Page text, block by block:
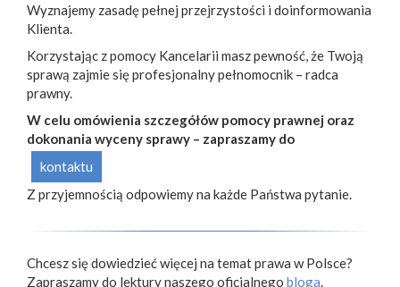
Wyznajemy zasadę pełnej przejrzystości i doinformowania
Klienta.
Korzystając z pomocy Kancelarii masz pewność, że Twoją
sprawą zajmie się profesjonalny pełnomocnik – radca
prawny.
W celu omówienia szczegółów pomocy prawnej oraz
dokonania wyceny sprawy – zapraszamy do
kontaktu
Z przyjemnością odpowiemy na każde Państwa pytanie.
Chcesz się dowiedzieć więcej na temat prawa w Polsce?
Zapraszamy do lektury naszego oficjalnego bloga.